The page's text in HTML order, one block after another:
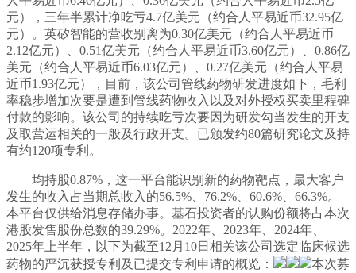
元），三年半累计净吃亏4.7亿美元（约合人平易近币32.95亿
元）。英矽智能的营收别离为0.30亿美元（约合人平易近币
2.12亿元）、0.51亿美元（约合人平易近币3.60亿元）、0.86亿
美元（约合人平易近币6.03亿元）、0.27亿美元（约合人平易
近币1.93亿元），目前，该公司管线药物研发进度如下，毛利
率稳步增加次要是遭到管线药物收入以及对外授权买卖里程碑
付款的影响。该公司的持续吃亏次要因为研发勾当发生的开支
及取营运相关的一般及行政开支。已颁发约80篇研究论文及持
有约120项专利。
均持股0.87%，这一平台能识别新的药物靶点，最大客户
发生的收入占当期总收入的56.5%、76.2%、60.6%、66.3%。
本平台仅供给消息存储办事。基石投资者的认购份额将占本次
港股发售股份总数的39.29%。2022年、2023年、2024年、
2025年上半年，以下为截至12月10日相关该公司选定临床候选
药物的严沉获授专利及已提交专利申请的概览：
本次募